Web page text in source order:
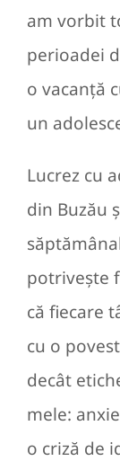
am vorbit
perioadei
o vacanță
un
Lucrez cu
din Buzău
potrivește
că fiecare
cu o
decât
mele:
o criză de